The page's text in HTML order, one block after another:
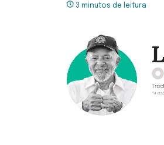
3 minutos de leitura